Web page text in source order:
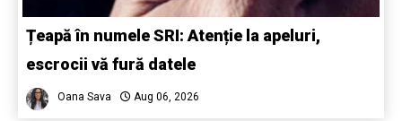
Țeapă în numele SRI: Atenție la apeluri,
escrocii vă fură datele
Oana Sava Aug 06, 2026